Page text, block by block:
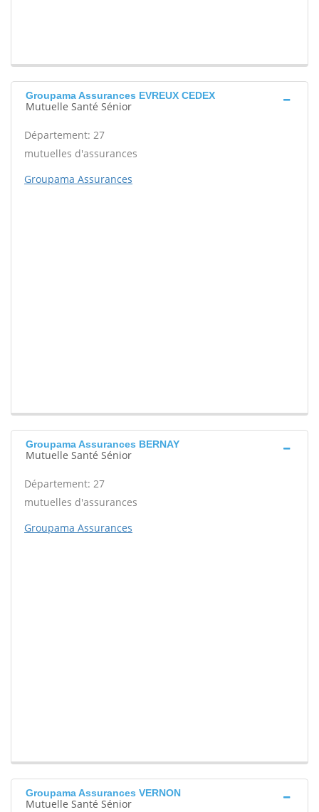
Groupama Assurances EVREUX CEDEX
Mutuelle Santé Sénior
Département: 27
mutuelles d'assurances
Groupama Assurances
Groupama Assurances BERNAY
Mutuelle Santé Sénior
Département: 27
mutuelles d'assurances
Groupama Assurances
Groupama Assurances VERNON
Mutuelle Santé Sénior